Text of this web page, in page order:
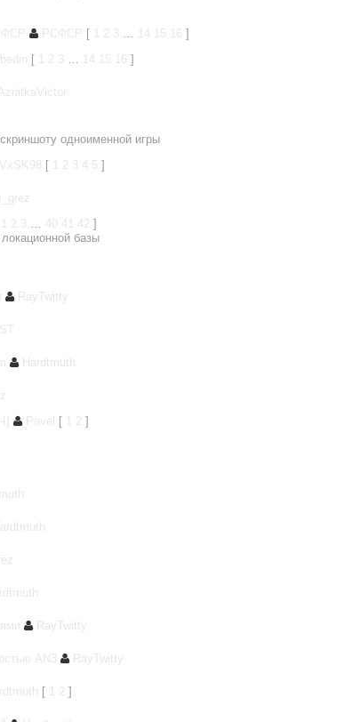
РСФСР [ 1 2 3 … 14 15 16 ]
[ 1 2 3 … 14 15 16 ]
одноименной игры
VxSK98 [ 1 2 3 5 ]
1 2 3 … 40 41 42 ]
базы
RayTwitty
Hardtmuth
Pavel [ 1 2 ]
RayTwitty
AN3
RayTwitty
[ 1 2 ]